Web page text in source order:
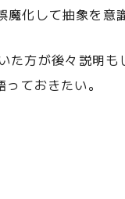
化して抽象を意
た方が後々説明
ておきたい。